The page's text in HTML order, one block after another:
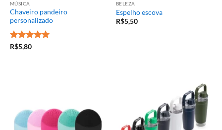
MÚSICA
Chaveiro pandeiro
personalizado
Avaliação
R$5,80
BELEZA
Espelho escova
R$5,50